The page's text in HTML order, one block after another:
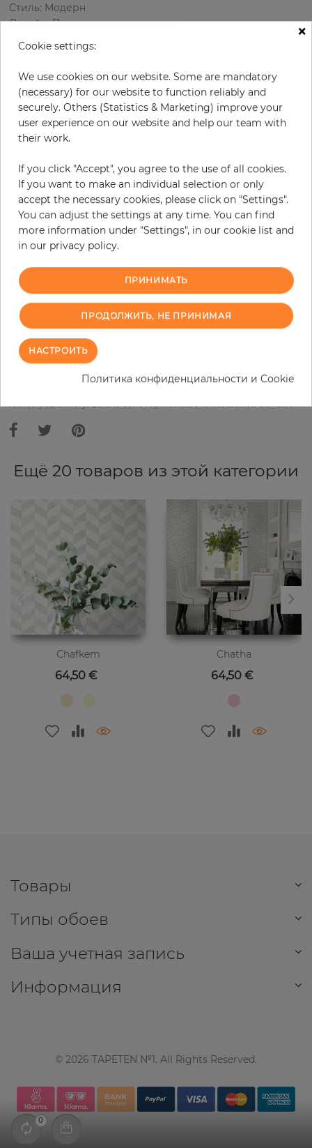
Стиль: Модерн
Дизайн: Пятнистые
Раппорт вертикальный: 64 см
Цвет Белый
Цвет узора: Синий
62,50 € за рулон
19% НДС включительно + Доставка
Цена за м² - 11,21 €
Do you need glue?
− +
В КОРЗИНУ
ЗАКАЗАТЬ ОБРАЗЕЦ
В связи с различными стандартами и техническими
иллюстрации могут отличаться от оригинала в той или иной степени.
Ещё 20 товаров из этой категории
Chafkem
Цена
64,50 €
Chatha
Цена
64,50 €
Товары
Типы обоев
Ваша учетная запись
Информация
© 2026 TAPETEN №1. All Rights Reserved.
0
×
Cookie settings:
We use cookies on our website. Some are mandatory
(necessary) for our website to function reliably and
securely. Others (Statistics & Marketing) improve your
user experience on our website and help our team with
their work.
If you click "Accept", you agree to the use of all cookies.
If you want to make an individual selection or only
accept the necessary cookies, please click on "Settings".
You can adjust the settings at any time. You can find
more information under "Settings", in our cookie list and
in our privacy policy.
ПРИНИМАТЬ
ПРОДОЛЖИТЬ, НЕ ПРИНИМАЯ
НАСТРОИТЬ
Политика конфиденциальности и Cookie